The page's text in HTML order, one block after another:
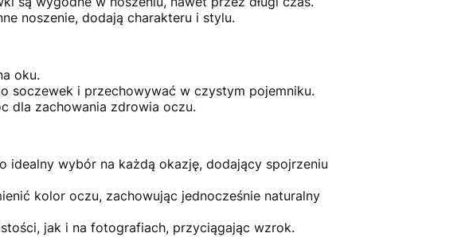
noszenie, dodają charakteru i stylu.
oku.
soczewek i przechowywać w czystym pojemniku.
dla zachowania zdrowia oczu.
idealny wybór na każdą okazję, dodający spojrzeniu
kolor oczu, zachowując jednocześnie naturalny
jak i na fotografiach, przyciągając wzrok.